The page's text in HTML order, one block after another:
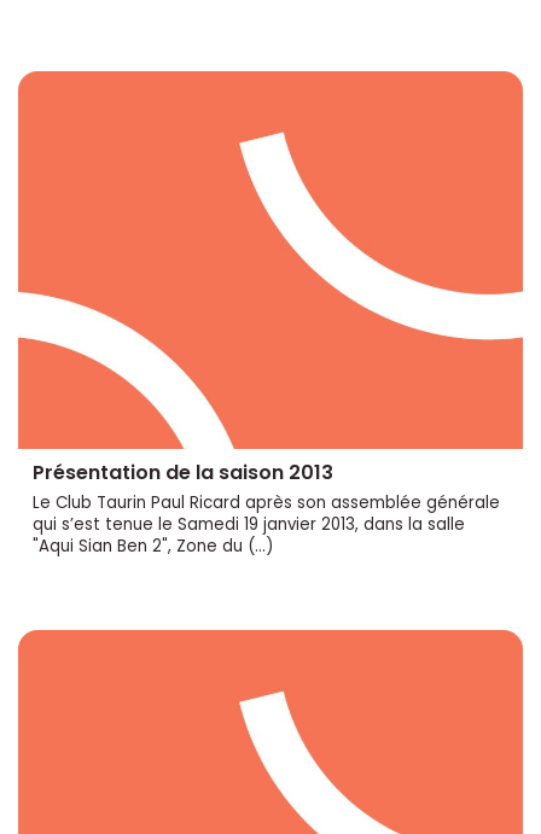
Présentation de la saison 2013
Le Club Taurin Paul Ricard après son assemblée générale
qui s’est tenue le Samedi 19 janvier 2013, dans la salle
"Aqui Sian Ben 2", Zone du (…)